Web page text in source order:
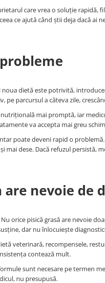
care vrea o soluție rapidă,
ce ajută când știi deja dacă ai
noua dietă este potrivită,
pe parcursul a câteva zile,
mai promptă, iar
va accepta mai greu
poate deveni rapid o
dese. Dacă refuzul persistă,
are nevoie de
orice pisică grasă are nevoie
dar nu înlocuiește
veterinară, recompensele,
contează mult.
sunt necesare pe termen
nu presupusă.